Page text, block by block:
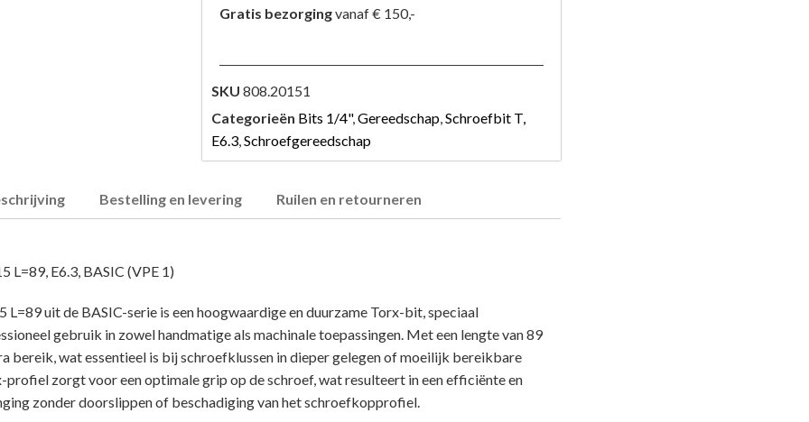
Gratis bezorgingvanaf € 150,-
SKU 808.20151
Categorieën Bits 1/4",Gereedschap,Schroefbit T,
E6.3,Schroefgereedschap
Bestelling en levering Ruilen en retourneren
L=89, E6.3, BASIC (VPE 1)
L=89 uit de BASIC-serie is een hoogwaardige en duurzame Torx-bit, speciaal
gebruik in zowel handmatige als machinale toepassingen. Met een lengte van 89
bereik, wat essentieel is bij schroefklussen in dieper gelegen of moeilijk bereikbare
zorgt voor een optimale grip op de schroef, wat resulteert in een efficiënte en
zonder doorslippen of beschadiging van het schroefkopprofiel.